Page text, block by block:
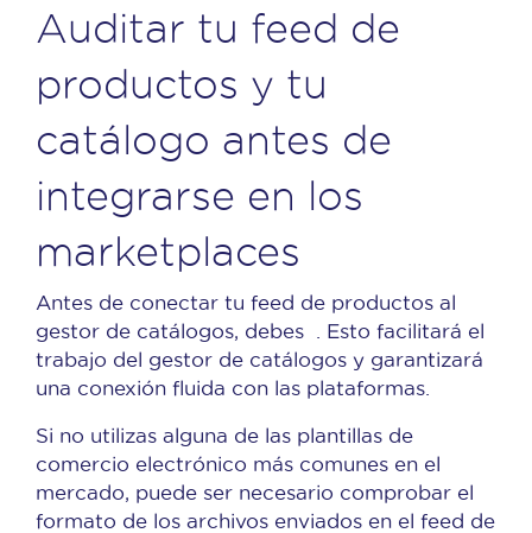
Auditar tu feed de
productos y tu
catálogo antes de
integrarse en los
marketplaces
Antes de conectar tu feed de productos al
gestor de catálogos, debes
. Esto facilitará el
trabajo del gestor de catálogos y garantizará
una conexión fluida con las plataformas.
Si no utilizas alguna de las plantillas de
comercio electrónico más comunes en el
mercado, puede ser necesario comprobar el
formato de los archivos enviados en el feed de